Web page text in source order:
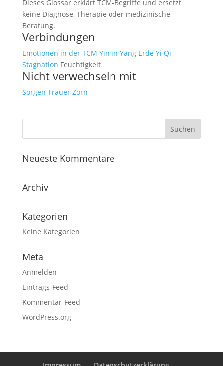
Dieses Glossar erklärt TCM-Begriffe und ersetzt
keine Diagnose, Therapie oder medizinische
Beratung.
Verbindungen
Emotionen in der TCM Yin in Yang Erde Yi Qi
Stagnation Feuchtigkeit
Nicht verwechseln mit
Sorgen Trauer Zorn
Neueste Kommentare
Archiv
Kategorien
Keine Kategorien
Meta
Anmelden
Eintrags-Feed
Kommentar-Feed
WordPress.org